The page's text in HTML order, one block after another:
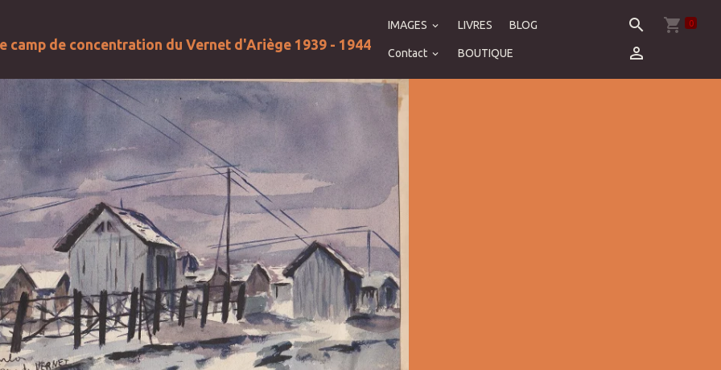
camp de concentration du Vernet d'Ariège 1939 - 1944
IMAGES LIVRES BLOG
Contact BOUTIQUE
0